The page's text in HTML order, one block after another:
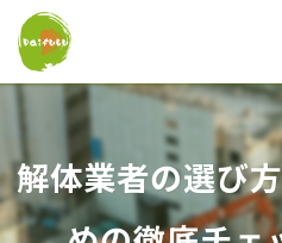
解体業者の選び